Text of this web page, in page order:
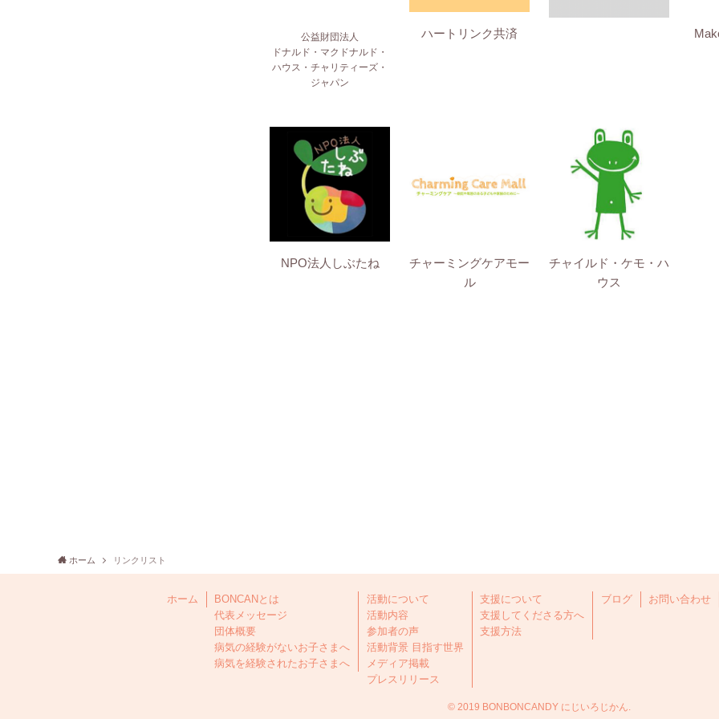
公益財団法人
ドナルド・マクドナルド・
ハウス・チャリティーズ・
ジャパン
ハートリンク共済
NPO法人しぶたね
チャーミングケアモー
ル
チャイルド・ケモ・ハ
ウス
ホーム リンクリスト
ホーム
BONCANとは
代表メッセージ
団体概要
病気の経験がないお子さまへ
病気を経験されたお子さまへ
活動について
活動内容
参加者の声
活動背景 目指す世界
メディア掲載
プレスリリース
支援について
支援してくださる方へ
支援方法
ブログ お問い合わせ
© 2019 BONBONCANDY にじいろじかん.